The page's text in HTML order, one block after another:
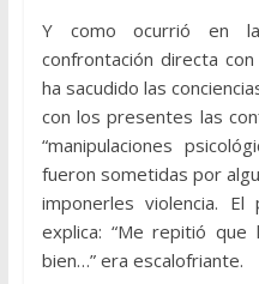
Y como ocurrió en
confrontación directa
ha sacudido las
con los presentes las
“manipulaciones
fueron sometidas por
imponerles violencia.
explica: “Me repitió
bien…” era escalofriante.